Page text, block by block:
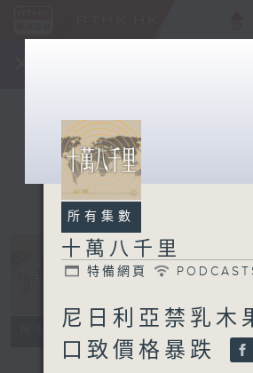
所有集數 特備網頁
所有集數
十萬八千里
特備網頁
尼日利亞禁乳木
口致價格暴跌